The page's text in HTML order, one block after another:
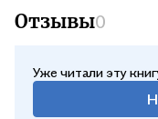
Отзывы0
Уже читали эту